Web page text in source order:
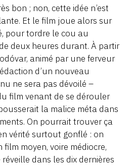
bon ; non, cette idée n’est
Et le film joue alors sur
pour tordre le cou au
deux heures durant. À partir
, animé par une ferveur
d’un nouveau
ne sera pas dévoilé –
film venant de se dérouler
la malice méta dans
. On pourrait trouver ça
vérité surtout gonflé : on
moyen, voire médiocre,
dans les dix dernières